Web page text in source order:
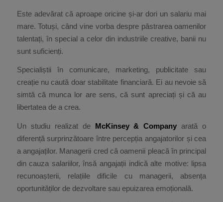
Este adevărat că aproape oricine și-ar dori un salariu mai
mare. Totuși, când vine vorba despre păstrarea oamenilor
talentați, în special a celor din industriile creative, banii nu
sunt suficienți.
Specialiștii în comunicare, marketing, publicitate sau
creație nu caută doar stabilitate financiară. Ei au nevoie să
simtă că munca lor are sens, că sunt apreciați și că au
libertatea de a crea.
Un studiu realizat de McKinsey & Company arată o
diferență surprinzătoare între percepția angajatorilor și cea
a angajaților. Managerii cred că oamenii pleacă în principal
din cauza salariilor, însă angajații indică alte motive: lipsa
recunoașterii, relațiile dificile cu managerii, absența
oportunităților de dezvoltare sau epuizarea emoțională.